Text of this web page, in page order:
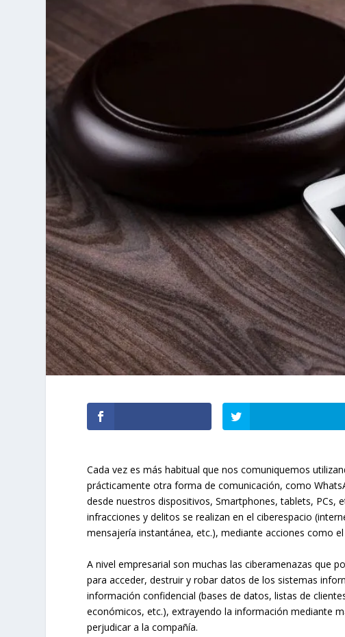
Cada vez es más habitual que nos comuniquemos
prácticamente otra forma de comunicación, como
desde nuestros dispositivos, Smartphones, tablets, PCs,
infracciones y delitos se realizan en el ciberespacio
mensajería instantánea, etc.), mediante acciones como
A nivel empresarial son muchas las ciberamenazas que
para acceder, destruir y robar datos de los sistemas
información confidencial (bases de datos, listas de
económicos, etc.), extrayendo la información mediante
perjudicar a la compañía.